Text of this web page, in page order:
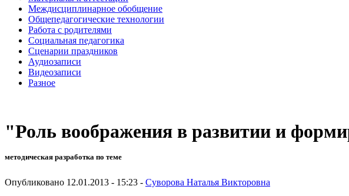
Междисциплинарное обобщение
Общепедагогические технологии
Работа с родителями
Социальная педагогика
Сценарии праздников
Аудиозаписи
Видеозаписи
Разное
"Роль воображения в развитии и
методическая разработка по теме
Опубликовано 12.01.2013 - 15:23 - Суворова Наталья Викторовна